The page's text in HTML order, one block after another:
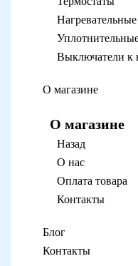
Выключатели к
О магазине
О магазине
Назад
О нас
Оплата товара
Контакты
Блог
Контакты